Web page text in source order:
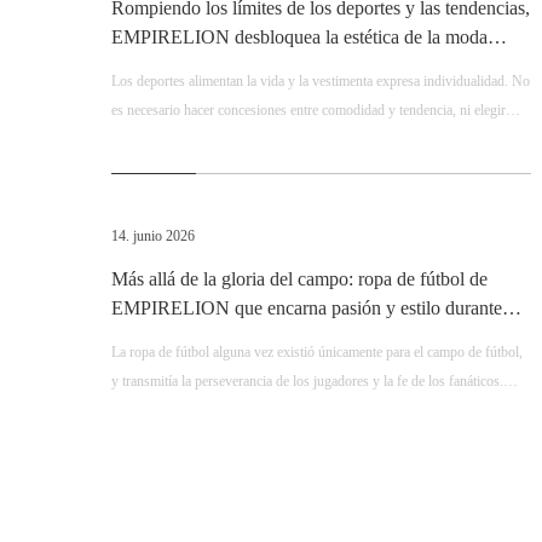
Rompiendo los límites de los deportes y las tendencias,
EMPIRELION desbloquea la estética de la moda
Los deportes alimentan la vida y la vestimenta expresa individualidad. No
es necesario hacer concesiones entre comodidad y tendencia, ni elegir
persiga cada pasión y libertad en un estado relajado.
14. junio 2026
Más allá de la gloria del campo: ropa de fútbol de
EMPIRELION que encarna pasión y estilo durante
La ropa de fútbol alguna vez existió únicamente para el campo de fútbol, ​​
y transmitía la perseverancia de los jugadores y la fe de los fanáticos.